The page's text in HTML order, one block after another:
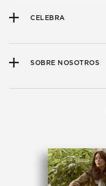
CELEBRA
SOBRE NOSOTROS